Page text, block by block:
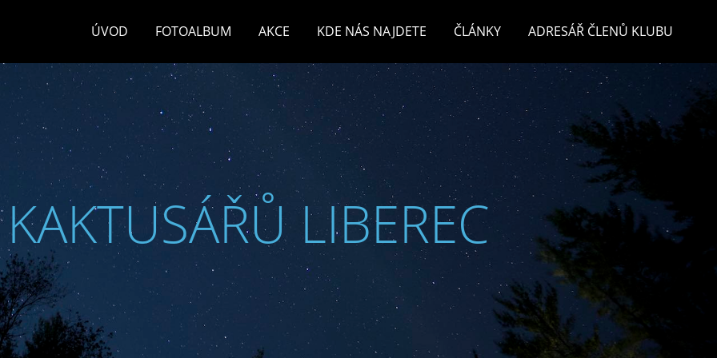
ÚVOD FOTOALBUM AKCE KDE NÁS NAJDETE ČLÁNKY ADRESÁŘ ČLENŮ KLUBU
LIBEREC